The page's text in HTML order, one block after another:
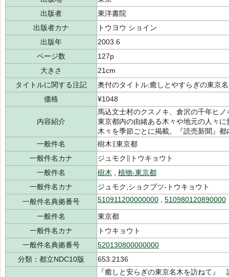
出版者
東洋書院
出版者カナ
トウヨウ ショイン
出版年
2003.6
ページ数
127p
大きさ
21cm
タイトルに関する注記
奥付のタイトル:癒しとやすらぎの東京
価格
¥1048
内容紹介
馬込文士村のクスノキ、倉沢の千年ヒ
東京都内の由緒ある木々や地元の人々
木々を季節ごとに掲載。『読売新聞』
一般件名
樹木∥東京都
一般件名カナ
ジュモク∥トウキョウト
一般件名
樹木
植物-東京都
一般件名カナ
ジュモク,ショクブツ-トウキョウト
一般件名典拠番号
510911200000000 510980120890000
一般件名
東京都
一般件名カナ
トウキョウト
一般件名典拠番号
520130800000000
分類：都立NDC10版
653.2136
『癒しと安らぎの東京名木を訪ねて